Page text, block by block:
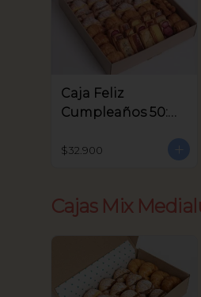
Caja Feliz
Cumpleaños 50:
$32.900
Cajas Mix